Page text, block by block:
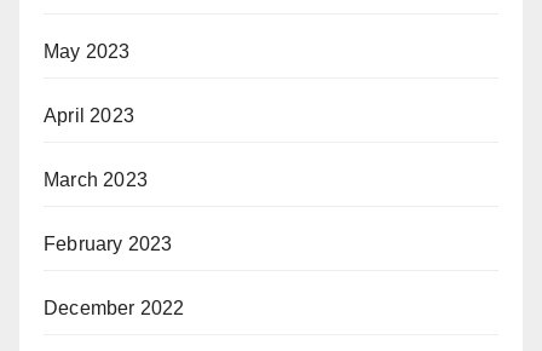
May 2023
April 2023
March 2023
February 2023
December 2022